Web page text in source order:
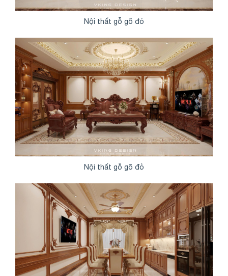
Nội thất gỗ gõ đỏ
Nội thất gỗ gõ đỏ